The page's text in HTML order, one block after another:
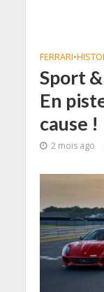
FERRARI•
Sport
En
cause !
2 mois ago